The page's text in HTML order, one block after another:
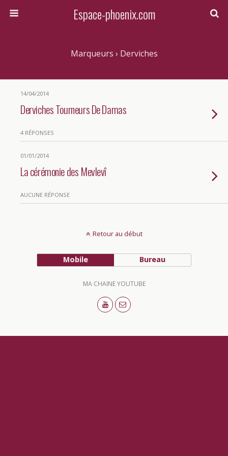
Espace-phoenix.com
Marqueurs › Derviches
14/04/2014
Derviches Tourneurs De Damas
4 RÉPONSES
01/01/2014
La cérémonie des Mevlevî
AUCUNE RÉPONSE
Retour au début
Mobile Bureau
MA CHAINE YOUTUBE